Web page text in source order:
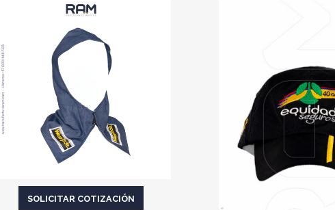
VER MÁS
SOLICITAR COTIZACIÓN
VER MÁS